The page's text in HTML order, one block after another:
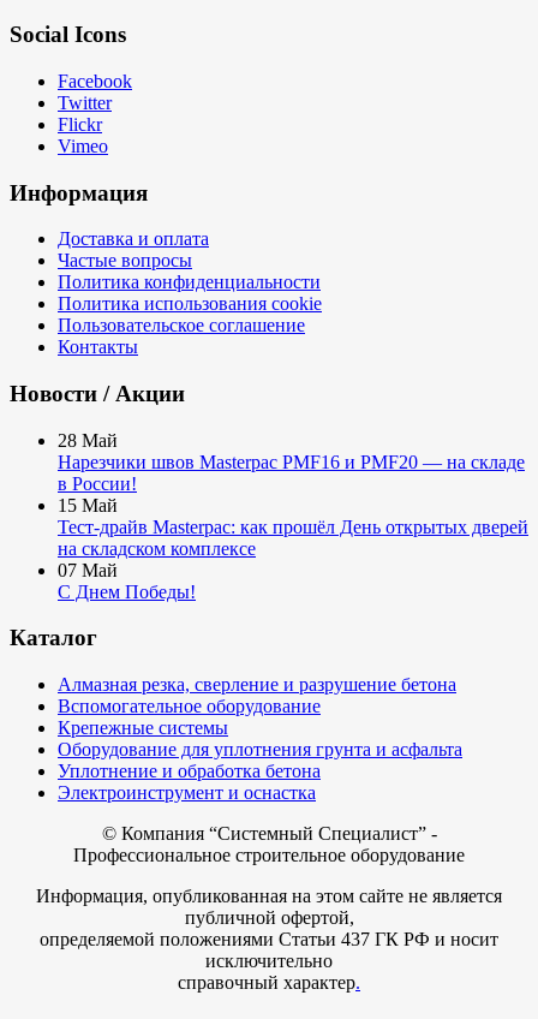
Social Icons
Facebook
Twitter
Flickr
Vimeo
Информация
Доставка и оплата
Частые вопросы
Политика конфиденциальности
Политика использования cookie
Пользовательское соглашение
Контакты
Новости / Акции
28 Май
Нарезчики швов Masterpac PMF16 и PMF20 — на складе
в России!
15 Май
Тест-драйв Masterpac: как прошёл День открытых дверей
на складском комплексе
07 Май
С Днем Победы!
Каталог
Алмазная резка, сверление и разрушение бетона
Вспомогательное оборудование
Крепежные системы
Оборудование для уплотнения грунта и асфальта
Уплотнение и обработка бетона
Электроинструмент и оснастка
© Компания “Системный Специалист” -
Профессиональное строительное оборудование
Информация, опубликованная на этом сайте не является
публичной офертой,
определяемой положениями Статьи 437 ГК РФ и носит
исключительно
справочный характер.